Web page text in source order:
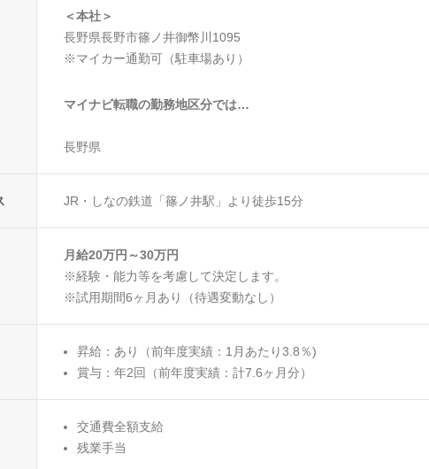
＜本社＞
長野県長野市篠ノ井御幣川1095
※マイカー通勤可（駐車場あり）
マイナビ転職の勤務地区分では…
長野県
JR・しなの鉄道「篠ノ井駅」より徒歩15分
月給20万円～30万円
※経験・能力等を考慮して決定します。
※試用期間6ヶ月あり（待遇変動なし）
昇給：あり（前年度実績：1月あたり3.8％)
賞与：年2回（前年度実績：計7.6ヶ月分）
交通費全額支給
残業手当